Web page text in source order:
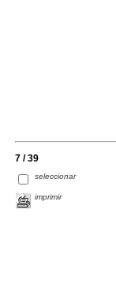
7 / 39
seleccionar
imprimir